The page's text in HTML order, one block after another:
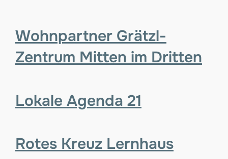
Wohnpartner Grätzl-
Zentrum Mitten im Dritten
Lokale Agenda 21
Rotes Kreuz Lernhaus